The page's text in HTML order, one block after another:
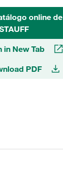
online de
in New Tab
PDF